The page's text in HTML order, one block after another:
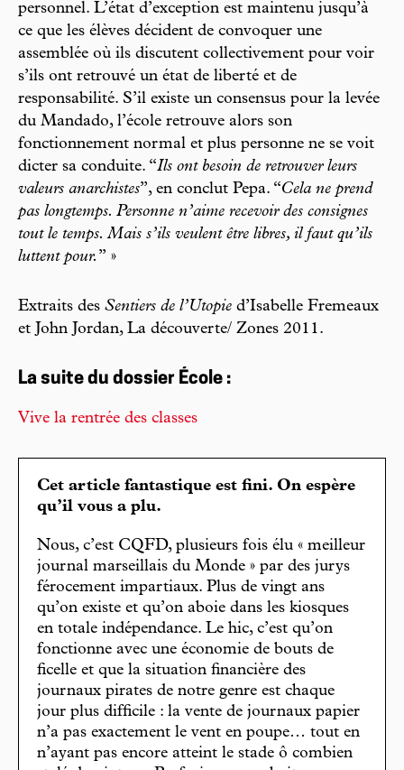
personnel. L’état d’exception est maintenu jusqu’à
ce que les élèves décident de convoquer une
assemblée où ils discutent collectivement pour voir
s’ils ont retrouvé un état de liberté et de
responsabilité. S’il existe un consensus pour la levée
du Mandado, l’école retrouve alors son
fonctionnement normal et plus personne ne se voit
dicter sa conduite. “Ils ont besoin de retrouver leurs
valeurs anarchistes”, en conclut Pepa. “Cela ne prend
pas longtemps. Personne n’aime recevoir des consignes
tout le temps. Mais s’ils veulent être libres, il faut qu’ils
luttent pour. ” »
Extraits des Sentiers de l’Utopie d’Isabelle Fremeaux
et John Jordan, La découverte/ Zones 2011.
La suite du dossier École :
Vive la rentrée des classes
Cet article fantastique est fini. On espère
qu’il vous a plu.
Nous, c’est CQFD, plusieurs fois élu « meilleur
journal marseillais du Monde » par des jurys
férocement impartiaux. Plus de vingt ans
qu’on existe et qu’on aboie dans les kiosques
en totale indépendance. Le hic, c’est qu’on
fonctionne avec une économie de bouts de
ficelle et que la situation financière des
journaux pirates de notre genre est chaque
jour plus difficile : la vente de journaux papier
n’a pas exactement le vent en poupe… tout en
n’ayant pas encore atteint le stade ô combien